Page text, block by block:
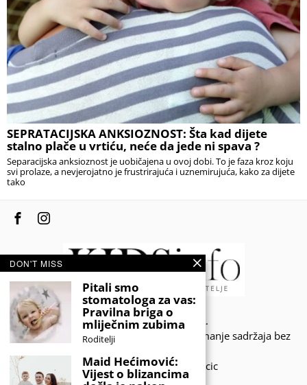
SEPRATACIJSKA ANKSIOZNOST: Šta kad dijete
stalno plače u vrtiću, neće da jede ni spava ?
Separacijska anksioznost je uobičajena u ovoj dobi. To je faza kroz koju
svi prolaze, a nevjerojatno je frustrirajuća i uznemirujuća, kako za dijete
tako
© 2020 - KIDSINFO.BA.
Sva prava zadržana. Zabranjeno preuzimanje sadržaja bez
Developed by Amar SIjercic
DON'T MISS
Pitali smo
stomatologa za vas:
Pravilna briga o
mliječnim zubima
Roditelji
Maid Hećimović:
Vijest o blizancima